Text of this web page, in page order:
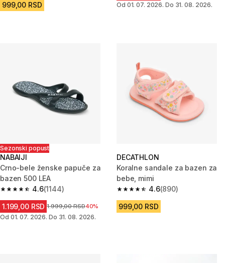
999,00 RSD Od 01. 07. 2026. Do 31. 08. 2026.
Sezonski popust
NABAIJI
Crno-bele ženske papuče za
bazen 500 LEA
4.6
4.6 od 5 zvezdica from 1144 Recenzije
(1144)
1.199,00 RSD Cena pre sniženja
1.999,00 RSD40%
Od 01. 07. 2026. Do 31. 08. 2026.
DECATHLON
Koralne sandale za bazen za
bebe, mimi
4.6
4.6 od 5 zvezdica from 890
(890)
999,00 RSD